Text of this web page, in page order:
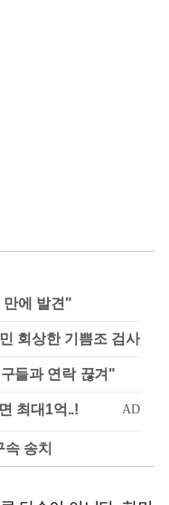
만에 발견"
회상한 기쁨조 검사
들과 연락 끊겨"
송치